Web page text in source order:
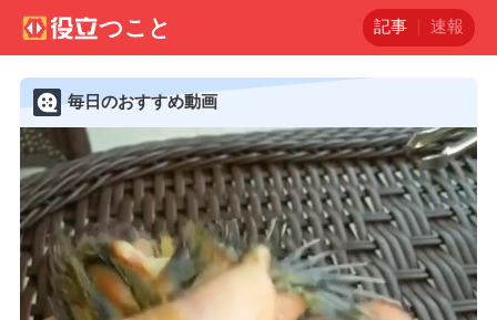
記事 速報
毎日のおすすめ動画